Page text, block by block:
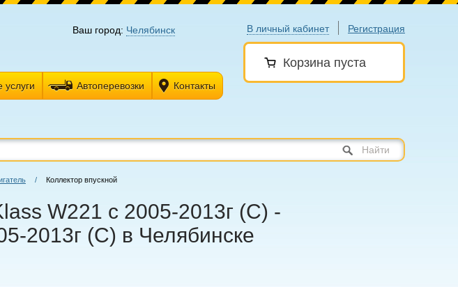
В личный кабинет Регистрация
Корзина пуста
Ваш город: Челябинск
услуги Автоперевозки Контакты
Найти
/ Коллектор впускной
W221 с 2005-2013г (С) -
2013г (С) в Челябинске